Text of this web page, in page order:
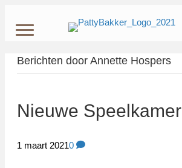
Berichten door Annette Hospers
Nieuwe Speelkamer
1 maart 20210